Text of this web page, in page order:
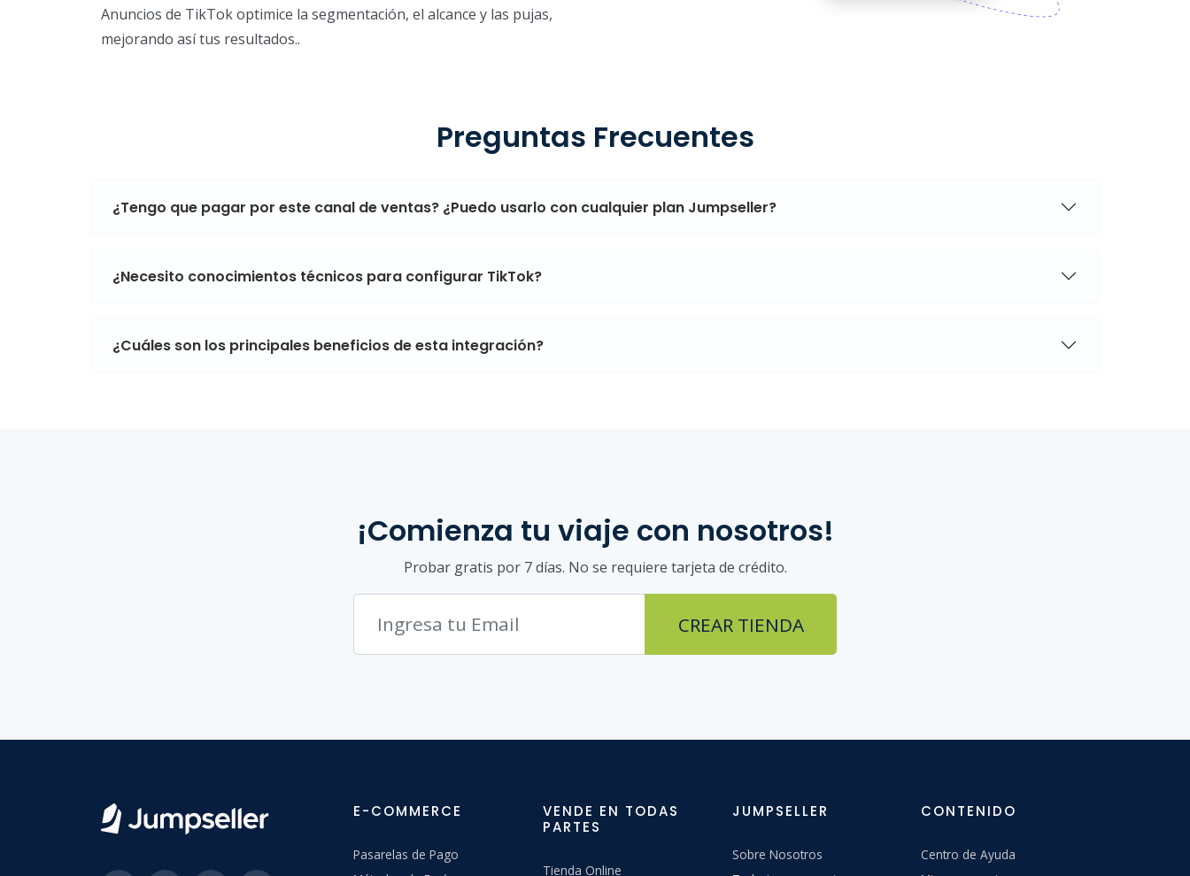
Anuncios de TikTok optimice la segmentación, el alcance y las pujas,
mejorando así tus resultados..
Preguntas Frecuentes
¿Tengo que pagar por este canal de ventas? ¿Puedo usarlo con cualquier plan Jumpseller?
¿Necesito conocimientos técnicos para configurar TikTok?
¿Cuáles son los principales beneficios de esta integración?
¡Comienza tu viaje con nosotros!
Probar gratis por 7 días. No se requiere tarjeta de crédito.
CREAR TIENDA
E-COMMERCE
Pasarelas de Pago
VENDE EN TODAS
PARTES
Tienda Online
JUMPSELLER
Sobre Nosotros
CONTENIDO
Centro de Ayuda